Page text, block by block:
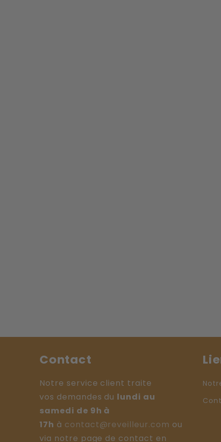
Contact
Notre service client traite
vos demandes du lundi au
samedi de 9h à
17h à contact@reveilleur.com ou
via notre page de contact en